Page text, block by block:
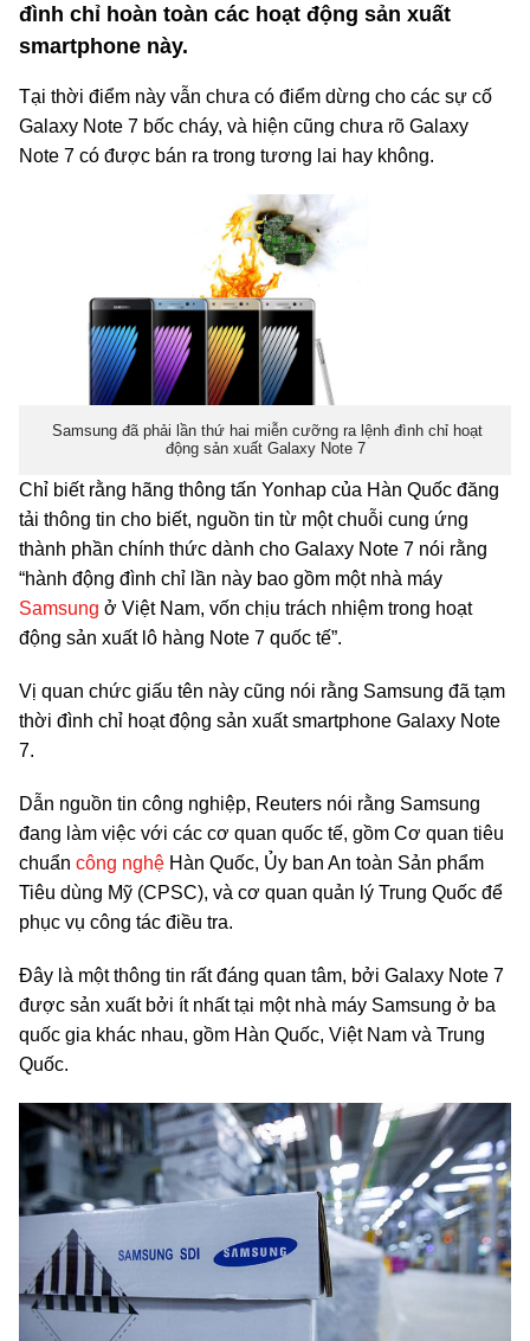
đình chỉ hoàn toàn các hoạt động sản xuất
smartphone này.
Tại thời điểm này vẫn chưa có điểm dừng cho các sự cố
Galaxy Note 7 bốc cháy, và hiện cũng chưa rõ Galaxy
Note 7 có được bán ra trong tương lai hay không.
Samsung đã phải lần thứ hai miễn cưỡng ra lệnh đình chỉ hoạt
động sản xuất Galaxy Note 7
Chỉ biết rằng hãng thông tấn Yonhap của Hàn Quốc đăng
tải thông tin cho biết, nguồn tin từ một chuỗi cung ứng
thành phần chính thức dành cho Galaxy Note 7 nói rằng
“hành động đình chỉ lần này bao gồm một nhà máy
Samsung ở Việt Nam, vốn chịu trách nhiệm trong hoạt
động sản xuất lô hàng Note 7 quốc tế”.
Vị quan chức giấu tên này cũng nói rằng Samsung đã tạm
thời đình chỉ hoạt động sản xuất smartphone Galaxy Note
7.
Dẫn nguồn tin công nghiệp, Reuters nói rằng Samsung
đang làm việc với các cơ quan quốc tế, gồm Cơ quan tiêu
chuẩn công nghệ Hàn Quốc, Ủy ban An toàn Sản phẩm
Tiêu dùng Mỹ (CPSC), và cơ quan quản lý Trung Quốc để
phục vụ công tác điều tra.
Đây là một thông tin rất đáng quan tâm, bởi Galaxy Note 7
được sản xuất bởi ít nhất tại một nhà máy Samsung ở ba
quốc gia khác nhau, gồm Hàn Quốc, Việt Nam và Trung
Quốc.